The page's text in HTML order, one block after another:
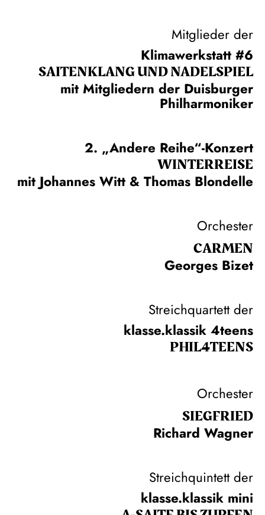
Mitglieder der
Klimawerkstatt #6
SAITEN­KLANG UND NADEL­SPIEL
mit Mitgliedern der Duisburger
Philharmoniker
2. „Andere Reihe“-Konzert
WINTER­REISE
mit Johannes Witt & Thomas Blondelle
Orchester
CARMEN
Georges Bizet
Streichquartett der
klasse.klassik 4teens
PHIL­4TEENS
Orchester
SIEG­FRIED
Richard Wagner
Streichquintett der
klasse.klassik mini